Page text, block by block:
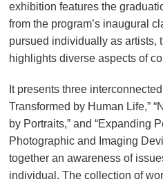
exhibition features the
from the program’s inaugural
pursued individually as artists,
highlights diverse aspects of
It presents three
Transformed by Human Life,”
by Portraits,” and “Expanding
Photographic and Imaging
together an awareness of
individual. The collection of